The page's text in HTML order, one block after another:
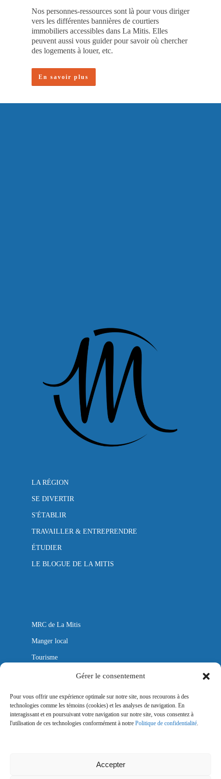
Gérer le consentement
Pour vous offrir une expérience optimale sur notre site, nous recourons à des
technologies comme les témoins (cookies) et les analyses de navigation. En
interagissant et en poursuivant votre navigation sur notre site, vous consentez à
l'utilisation de ces technologies conformément à notre Politique de confidentialité.
Accepter
Nos personnes-ressources sont là pour vous diriger
vers les différentes bannières de courtiers
immobiliers accessibles dans La Mitis. Elles
peuvent aussi vous guider pour savoir où chercher
des logements à louer, etc.
En savoir plus
LA RÉGION
SE DIVERTIR
S'ÉTABLIR
TRAVAILLER & ENTREPRENDRE
ÉTUDIER
LE BLOGUE DE LA MITIS
MRC de La Mitis
Manger local
Tourisme
Mitis Lab